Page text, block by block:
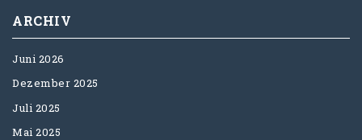
ARCHIV
Juni 2026
Dezember 2025
Juli 2025
Mai 2025